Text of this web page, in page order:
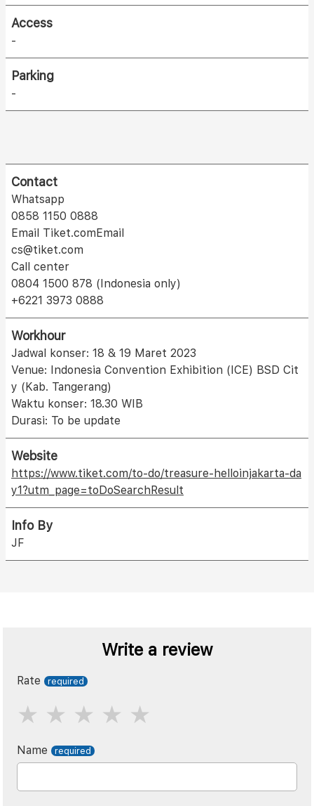
Access
-
Parking
-
Contact
Whatsapp
0858 1150 0888
Email Tiket.comEmail
cs@tiket.com
Call center
0804 1500 878 (Indonesia only)
+6221 3973 0888
Workhour
Jadwal konser: 18 & 19 Maret 2023
Venue: Indonesia Convention Exhibition (ICE) BSD Cit
y (Kab. Tangerang)
Waktu konser: 18.30 WIB
Durasi: To be update
Website
https://www.tiket.com/to-do/treasure-helloinjakarta-da
y1?utm_page=toDoSearchResult
Info By
JF
Write a review
Rate
Name